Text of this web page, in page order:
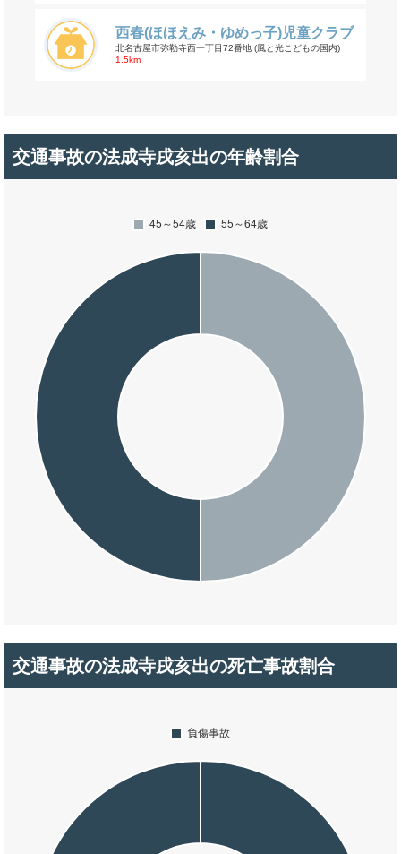
西春(ほほえみ・ゆめっ子)児童クラブ
北名古屋市弥勒寺西一丁目72番地 (風と光こどもの国内)
1.5km
交通事故の法成寺戌亥出の年齢割合
交通事故の法成寺戌亥出の死亡事故割合